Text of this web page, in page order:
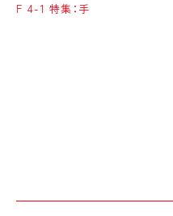
F 4-1 特集：手